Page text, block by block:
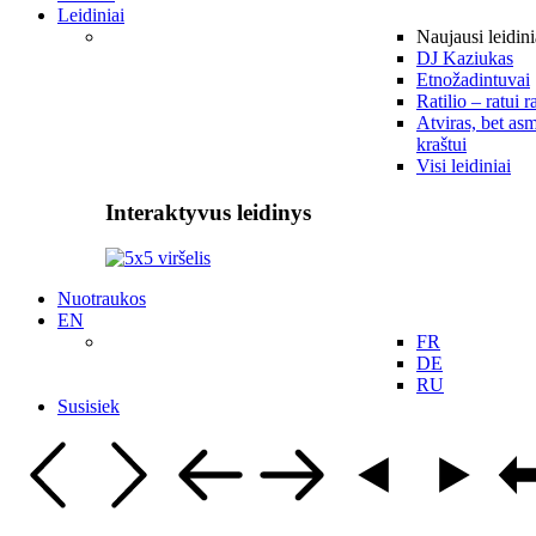
Leidiniai
Naujausi
DJ Kaziukas
Etnožadintuvai
Ratilio – ratui
Atviras, bet
kraštui
Visi leidiniai
Interaktyvus leidinys
Nuotraukos
EN
FR
DE
RU
Susisiek